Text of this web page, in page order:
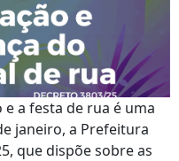
e a festa de rua é uma
janeiro, a Prefeitura
que dispõe sobre as